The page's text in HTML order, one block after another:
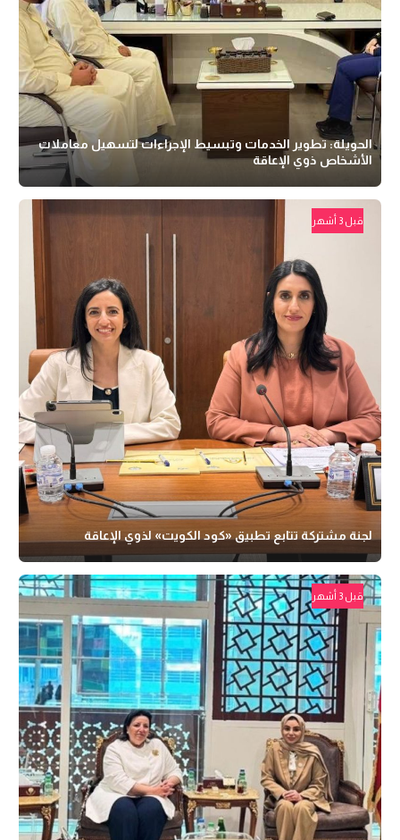
الحويلة: تطوير الخدمات وتبسيط الإجراءات لتسهيل معاملات
الأشخاص ذوي الإعاقة
قبل 3 أشهر
لجنة مشتركة تتابع تطبيق «كود الكويت» لذوي الإعاقة
قبل 3 أشهر